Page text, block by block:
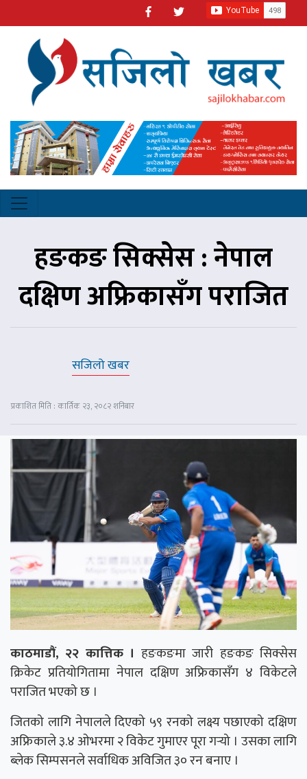
हङकङ सिक्सेस : नेपाल
दक्षिण अफ्रिकासँग पराजित
सजिलो खबर
प्रकाशित मिति : कार्तिक २३, २०८२ शनिबार
काठमाडौं, २२ कात्तिक । हङकङमा जारी हङकङ सिक्सेस
क्रिकेट प्रतियोगितामा नेपाल दक्षिण अफ्रिकासँग ४ विकेटले
पराजित भएको छ ।
जितको लागि नेपालले दिएको ५९ रनको लक्ष्य पछाएको दक्षिण
अफ्रिकाले ३.४ ओभरमा २ विकेट गुमाएर पूरा गर्‍यो । उसका लागि
ब्लेक सिम्पसनले सर्वाधिक अविजित ३० रन बनाए ।